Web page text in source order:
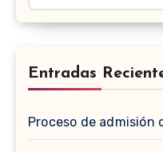
Entradas
Proceso de admisión